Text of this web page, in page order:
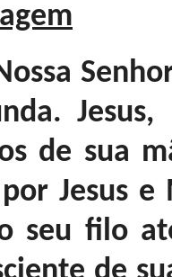
de sua
Jesus
seu filo